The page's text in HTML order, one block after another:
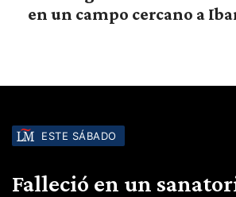
en un campo cercano a
ESTE SÁBADO
Falleció en un